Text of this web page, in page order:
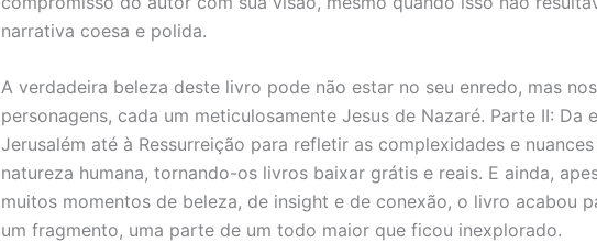
narrativa coesa e polida.
A verdadeira beleza deste livro pode não estar no seu enredo, mas
personagens, cada um meticulosamente Jesus de Nazaré. Parte II: Da
Jerusalém até à Ressurreição para refletir as complexidades e
natureza humana, tornando-os livros baixar grátis e reais. E ainda,
muitos momentos de beleza, de insight e de conexão, o livro acabou
um fragmento, uma parte de um todo maior que ficou inexplorado.